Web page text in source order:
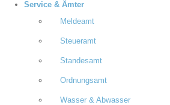
Service & Ämter
Meldeamt
Steueramt
Standesamt
Ordnungsamt
Wasser & Abwasser